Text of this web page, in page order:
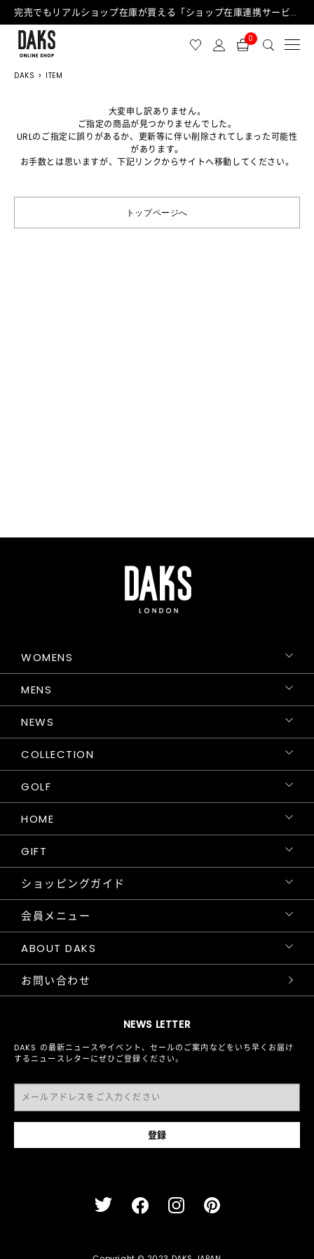
完売でもリアルショップ在庫が買える「ショップ在庫連携サービス」が日中もご利用可能になりました！
0
DAKS ITEM
大変申し訳ありません。
ご指定の商品が見つかりませんでした。
URLのご指定に誤りがあるか、更新等に伴い削除されてしまった可能性
があります。
お手数とは思いますが、下記リンクからサイトへ移動してください。
トップページへ
NEWS LETTER
DAKS の最新ニュースやイベント、セールのご案内などをいち早くお届け
するニュースレターにぜひご登録ください。
WOMENS
MENS
NEWS
COLLECTION
GOLF
HOME
GIFT
ショッピングガイド
会員メニュー
ABOUT DAKS
お問い合わせ